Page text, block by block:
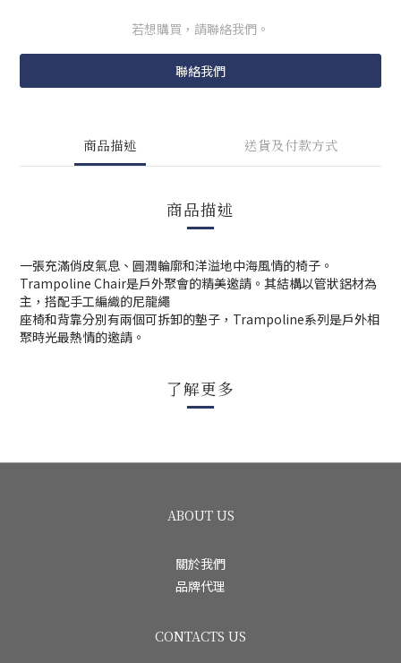
若想購買，請聯絡我們。
聯絡我們
商品描述 送貨及付款方式
商品描述
一張充滿俏皮氣息、圓潤輪廓和洋溢地中海風情的椅子。
Trampoline Chair是戶外聚會的精美邀請。其結構以管狀鋁材為
主，搭配手工編織的尼龍繩
座椅和背靠分別有兩個可拆卸的墊子，Trampoline系列是戶外相
聚時光最熱情的邀請。
了解更多
ABOUT US
關於我們
品牌代理
CONTACTS US